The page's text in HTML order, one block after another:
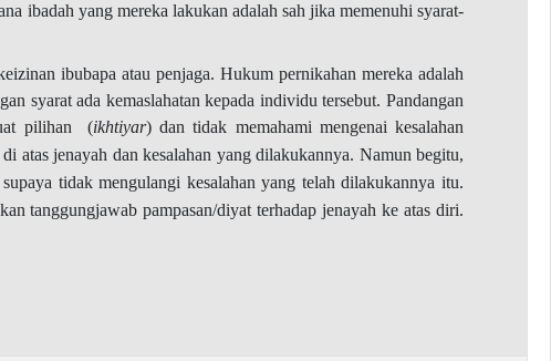
ibadah yang mereka lakukan adalah sah jika memenuhi syarat-
ibubapa atau penjaga. Hukum pernikahan mereka adalah
syarat ada kemaslahatan kepada individu tersebut. Pandangan
pilihan (ikhtiyar) dan tidak memahami mengenai kesalahan
atas jenayah dan kesalahan yang dilakukannya. Namun begitu,
tidak mengulangi kesalahan yang telah dilakukannya itu.
tanggungjawab pampasan/diyat terhadap jenayah ke atas diri.